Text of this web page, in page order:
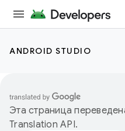
ANDROID STUDIO
Эта страница
Translation API.